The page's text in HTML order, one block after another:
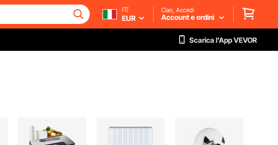
IT/
EUR
Ciao, Accedi
Account e ordini
Scarica l'App VEVOR